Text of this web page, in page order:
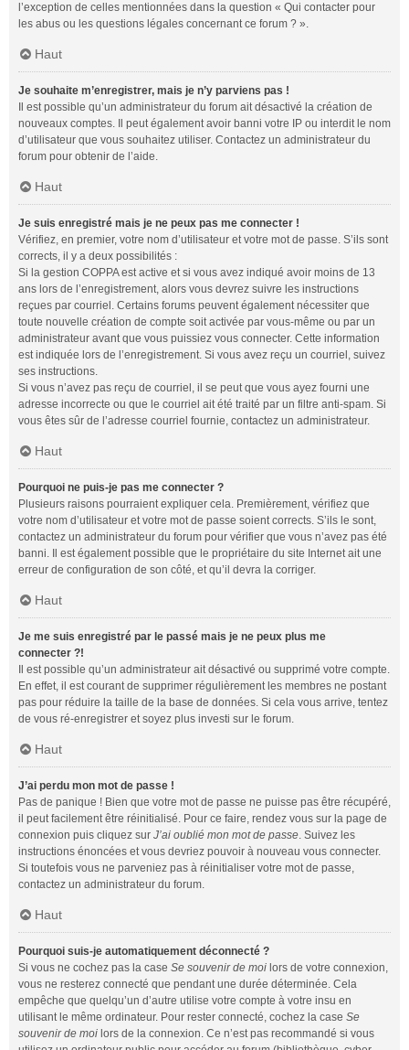
l’exception de celles mentionnées dans la question « Qui contacter pour
les abus ou les questions légales concernant ce forum ? ».
Haut
Je souhaite m’enregistrer, mais je n’y parviens pas !
Il est possible qu’un administrateur du forum ait désactivé la création de
nouveaux comptes. Il peut également avoir banni votre IP ou interdit le nom
d’utilisateur que vous souhaitez utiliser. Contactez un administrateur du
forum pour obtenir de l’aide.
Haut
Je suis enregistré mais je ne peux pas me connecter !
Vérifiez, en premier, votre nom d’utilisateur et votre mot de passe. S’ils sont
corrects, il y a deux possibilités :
Si la gestion COPPA est active et si vous avez indiqué avoir moins de 13
ans lors de l’enregistrement, alors vous devrez suivre les instructions
reçues par courriel. Certains forums peuvent également nécessiter que
toute nouvelle création de compte soit activée par vous-même ou par un
administrateur avant que vous puissiez vous connecter. Cette information
est indiquée lors de l’enregistrement. Si vous avez reçu un courriel, suivez
ses instructions.
Si vous n’avez pas reçu de courriel, il se peut que vous ayez fourni une
adresse incorrecte ou que le courriel ait été traité par un filtre anti-spam. Si
vous êtes sûr de l’adresse courriel fournie, contactez un administrateur.
Haut
Pourquoi ne puis-je pas me connecter ?
Plusieurs raisons pourraient expliquer cela. Premièrement, vérifiez que
votre nom d’utilisateur et votre mot de passe soient corrects. S’ils le sont,
contactez un administrateur du forum pour vérifier que vous n’avez pas été
banni. Il est également possible que le propriétaire du site Internet ait une
erreur de configuration de son côté, et qu’il devra la corriger.
Haut
Je me suis enregistré par le passé mais je ne peux plus me
connecter ?!
Il est possible qu’un administrateur ait désactivé ou supprimé votre compte.
En effet, il est courant de supprimer régulièrement les membres ne postant
pas pour réduire la taille de la base de données. Si cela vous arrive, tentez
de vous ré-enregistrer et soyez plus investi sur le forum.
Haut
J’ai perdu mon mot de passe !
Pas de panique ! Bien que votre mot de passe ne puisse pas être récupéré,
il peut facilement être réinitialisé. Pour ce faire, rendez vous sur la page de
connexion puis cliquez sur J’ai oublié mon mot de passe. Suivez les
instructions énoncées et vous devriez pouvoir à nouveau vous connecter.
Si toutefois vous ne parveniez pas à réinitialiser votre mot de passe,
contactez un administrateur du forum.
Haut
Pourquoi suis-je automatiquement déconnecté ?
Si vous ne cochez pas la case Se souvenir de moi lors de votre connexion,
vous ne resterez connecté que pendant une durée déterminée. Cela
empêche que quelqu’un d’autre utilise votre compte à votre insu en
utilisant le même ordinateur. Pour rester connecté, cochez la case Se
souvenir de moi lors de la connexion. Ce n’est pas recommandé si vous